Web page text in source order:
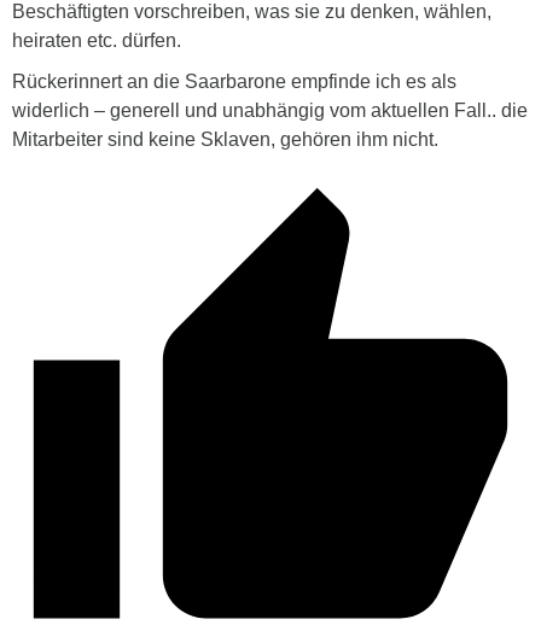
Beschäftigten vorschreiben, was sie zu denken, wählen,
heiraten etc. dürfen.
Rückerinnert an die Saarbarone empfinde ich es als
widerlich – generell und unabhängig vom aktuellen Fall.. die
Mitarbeiter sind keine Sklaven, gehören ihm nicht.